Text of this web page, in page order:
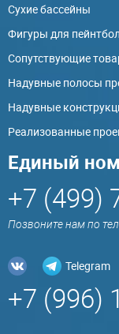
Сухие бассейны
Фигуры для
Сопутствующие
Надувные полосы
Надувные
Реализованные
Единый
+7 (499)
Позвоните нам по
Telegram
+7 (996)